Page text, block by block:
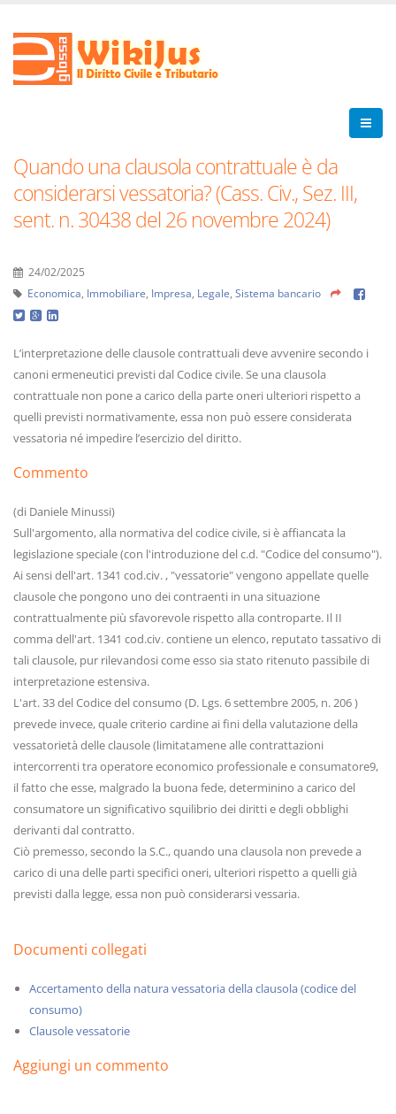
Quando una clausola contrattuale è da
considerarsi vessatoria? (Cass. Civ., Sez. III,
sent. n. 30438 del 26 novembre 2024)
24/02/2025
Economica Immobiliare Impresa Legale Sistema bancario
L’interpretazione delle clausole contrattuali deve avvenire secondo i
canoni ermeneutici previsti dal Codice civile. Se una clausola
contrattuale non pone a carico della parte oneri ulteriori rispetto a
quelli previsti normativamente, essa non può essere considerata
vessatoria né impedire l’esercizio del diritto.
Commento
(di Daniele Minussi)
Sull'argomento, alla normativa del codice civile, si è affiancata la
legislazione speciale (con l'introduzione del c.d. "Codice del consumo").
Ai sensi dell'art. 1341 cod.civ. , "vessatorie" vengono appellate quelle
clausole che pongono uno dei contraenti in una situazione
contrattualmente più sfavorevole rispetto alla controparte. Il II
comma dell'art. 1341 cod.civ. contiene un elenco, reputato tassativo di
tali clausole, pur rilevandosi come esso sia stato ritenuto passibile di
interpretazione estensiva.
L'art. 33 del Codice del consumo (D. Lgs. 6 settembre 2005, n. 206 )
prevede invece, quale criterio cardine ai fini della valutazione della
vessatorietà delle clausole (limitatamene alle contrattazioni
intercorrenti tra operatore economico professionale e consumatore9,
il fatto che esse, malgrado la buona fede, determinino a carico del
consumatore un significativo squilibrio dei diritti e degli obblighi
derivanti dal contratto.
Ciò premesso, secondo la S.C., quando una clausola non prevede a
carico di una delle parti specifici oneri, ulteriori rispetto a quelli già
previsti dalla legge, essa non può considerarsi vessaria.
Documenti collegati
Accertamento della natura vessatoria della clausola (codice del
consumo)
Clausole vessatorie
Aggiungi un commento